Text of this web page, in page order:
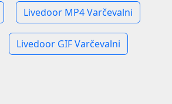
Livedoor MP4 Varčevalni
Livedoor GIF Varčevalni